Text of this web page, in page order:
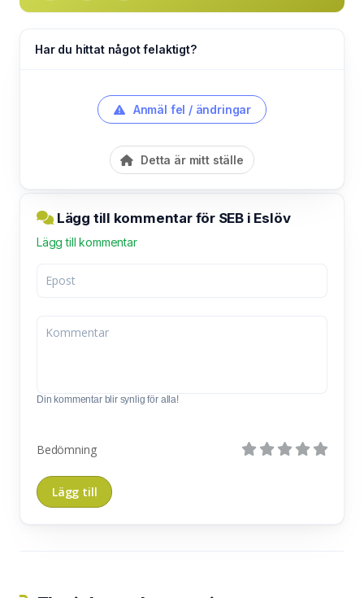
Har du hittat något felaktigt?
Anmäl fel / ändringar
Detta är mitt ställe
Lägg till kommentar för SEB i Eslöv
Lägg till kommentar
Din kommentar blir synlig för alla!
Bedömning